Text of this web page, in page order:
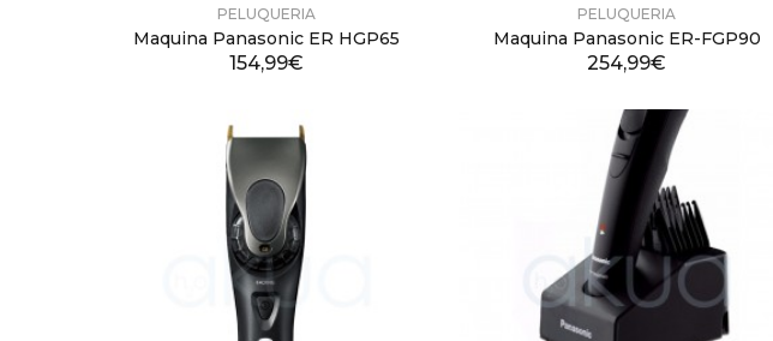
PELUQUERIA
Maquina Panasonic ER HGP65
154,99€
PELUQUERIA
Maquina Panasonic ER-FGP90
254,99€